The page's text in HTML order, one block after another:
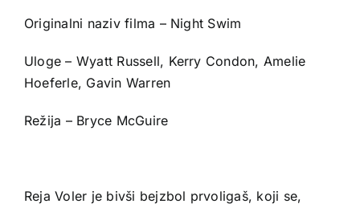
Originalni naziv filma – Night Swim
Uloge – Wyatt Russell, Kerry Condon, Amelie
Hoeferle, Gavin Warren
Režija – Bryce McGuire
Reja Voler je bivši bejzbol prvoligaš, koji se,